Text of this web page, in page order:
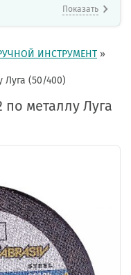
Показать
ИНСТРУМЕНТ »
Луга (50/400)
по металлу Луга